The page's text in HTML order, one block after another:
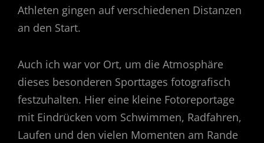
Athleten gingen auf verschiedenen Distanzen
an den Start.
Auch ich war vor Ort, um die Atmosphäre
dieses besonderen Sporttages fotografisch
festzuhalten. Hier eine kleine Fotoreportage
mit Eindrücken vom Schwimmen, Radfahren,
Laufen und den vielen Momenten am Rande